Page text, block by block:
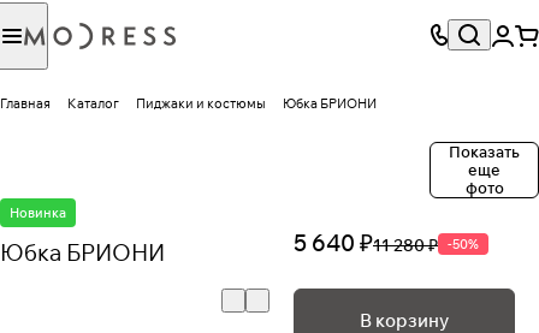
Главная Каталог Пиджаки и костюмы Юбка БРИОНИ
Показать
еще
фото
Новинка
Юбка БРИОНИ 5 640 ₽11 280 ₽ -50%
В корзину